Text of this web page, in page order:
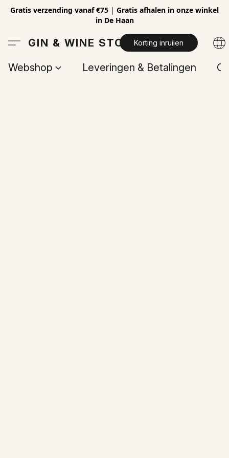
Gratis verzending vanaf €75 | Gratis afhalen in onze winkel
in De Haan
GIN & WINE STOREKorting inruilen
Webshop Leveringen & Betalingen